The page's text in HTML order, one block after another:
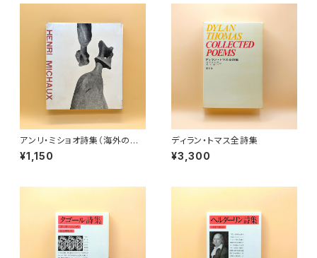
アンリ・ミショオ詩集（海外の詩
人双書２）
¥1,150
ディラン・トマス全詩集
¥3,300